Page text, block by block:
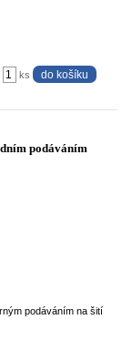
ks
podáváním
podáváním na šití